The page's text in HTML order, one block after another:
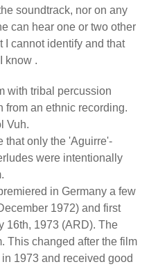
soundtrack, nor on any
can hear one or two other
I cannot identify and that
know .
with tribal percussion
from an ethnic recording.
Vuh.
that only the 'Aguirre'-
were intentionally
in Germany a few
1972) and first
16th, 1973 (ARD). The
This changed after the film
1973 and received good